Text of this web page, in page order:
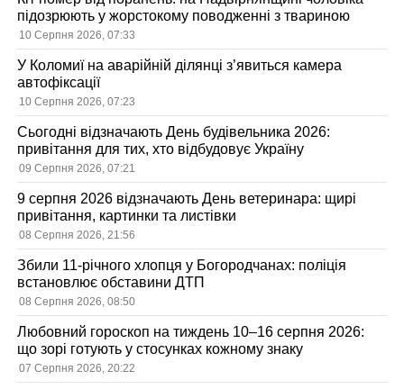
підозрюють у жорстокому поводженні з твариною
10 Серпня 2026, 07:33
У Коломиї на аварійній ділянці з’явиться камера
автофіксації
10 Серпня 2026, 07:23
Сьогодні відзначають День будівельника 2026:
привітання для тих, хто відбудовує Україну
09 Серпня 2026, 07:21
9 серпня 2026 відзначають День ветеринара: щирі
привітання, картинки та листівки
08 Серпня 2026, 21:56
Збили 11-річного хлопця у Богородчанах: поліція
встановлює обставини ДТП
08 Серпня 2026, 08:50
Любовний гороскоп на тиждень 10–16 серпня 2026:
що зорі готують у стосунках кожному знаку
07 Серпня 2026, 20:22